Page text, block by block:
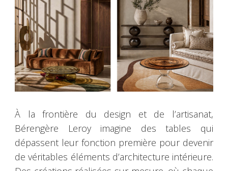
À la frontière du design et de l’artisanat,
Bérengère Leroy imagine des tables qui
dépassent leur fonction première pour devenir
de véritables éléments d’architecture intérieure.